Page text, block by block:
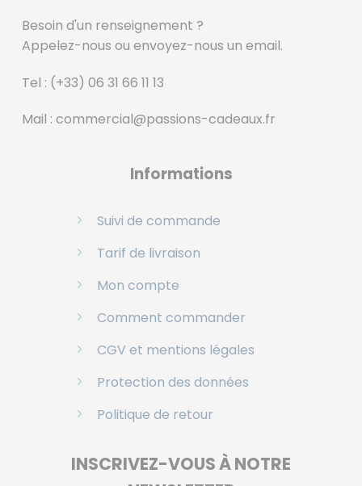
Besoin d'un renseignement ?
Appelez-nous ou envoyez-nous un email.
Tel : (+33) 06 31 66 11 13
Mail : commercial@passions-cadeaux.fr
Informations
Suivi de commande
Tarif de livraison
Mon compte
Comment commander
CGV et mentions légales
Protection des données
Politique de retour
INSCRIVEZ-VOUS À NOTRE